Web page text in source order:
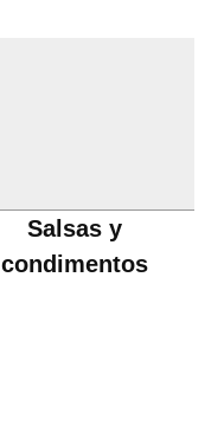
Salsas y
condimentos